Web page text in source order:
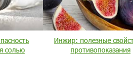
солью
Инжир: полезные
противопоказания